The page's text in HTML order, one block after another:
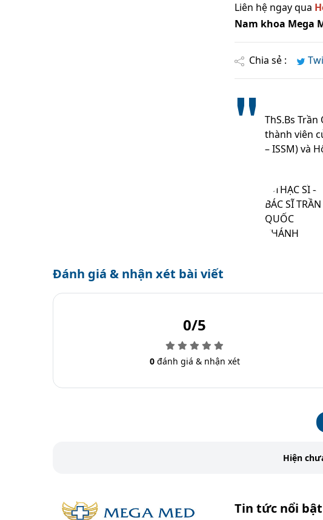
Liên hệ ngay qua
Nam khoa Mega
Chia sẻ :
ThS.Bs
thành viên
– ISSM) và
Đánh giá & nhận xét bài viết
0/5
0đánh giá & nhận xét
Hiện
Tin tức nổi bật